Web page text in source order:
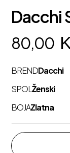
Dacchi
80,00
BRENDDacchi
SPOLŽenski
BOJAZlatna